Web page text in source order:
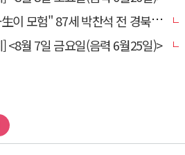
모험" 87세 박찬석 전 경북대 총장
<8월 7일 금요일(음력 6월25일)>